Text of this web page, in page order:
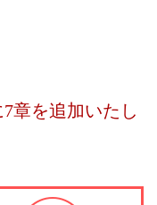
7章を追加いたし